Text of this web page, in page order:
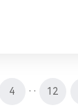
4 ·· 12